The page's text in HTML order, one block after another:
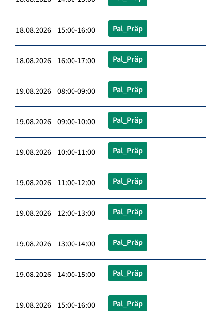
18.08.2026 15:00-16:00 Pal_Präp
18.08.2026 16:00-17:00 Pal_Präp
19.08.2026 08:00-09:00 Pal_Präp
19.08.2026 09:00-10:00 Pal_Präp
19.08.2026 10:00-11:00 Pal_Präp
19.08.2026 11:00-12:00 Pal_Präp
19.08.2026 12:00-13:00 Pal_Präp
19.08.2026 13:00-14:00 Pal_Präp
19.08.2026 14:00-15:00 Pal_Präp
19.08.2026 15:00-16:00 Pal_Präp